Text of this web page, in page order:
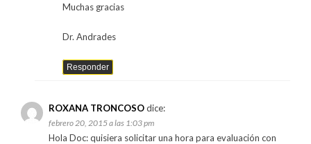
Muchas gracias
Dr. Andrades
Responder
ROXANA TRONCOSOdice:
febrero 20, 2015 a las 1:03 pm
Hola Doc: quisiera solicitar una hora para evaluación con